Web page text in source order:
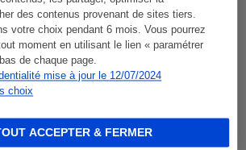
des contenus provenant de sites tiers.
votre choix pendant 6 mois. Vous pourrez
moment en utilisant le lien « paramétrer
de chaque page.
mise à jour le 12/07/2024
choix
ACCEPTER & FERMER